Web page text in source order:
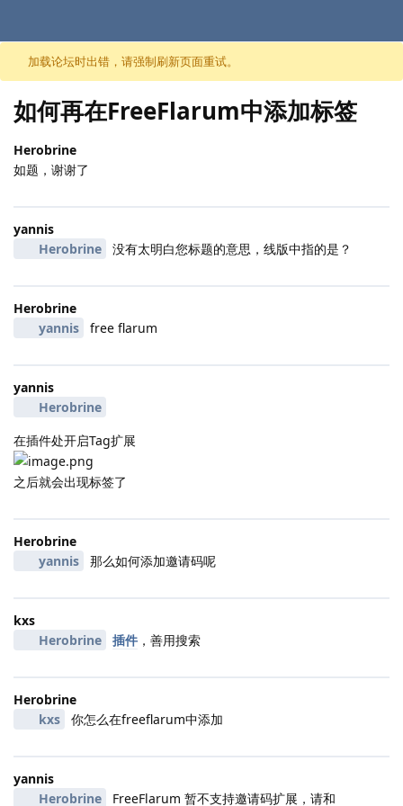
跳至内容
加载论坛时出错，请强制刷新页面重试。
如何再在FreeFlarum中添加标签
Herobrine
如题，谢谢了
yannis
Herobrine
没有太明白您标题的意思，线版中指的是？
Herobrine
yannis
free flarum
yannis
Herobrine
在插件处开启Tag扩展
之后就会出现标签了
Herobrine
yannis
那么如何添加邀请码呢
kxs
Herobrine
插件，善用搜索
Herobrine
kxs
你怎么在freeflarum中添加
yannis
Herobrine
FreeFlarum 暂不支持邀请码扩展，请和